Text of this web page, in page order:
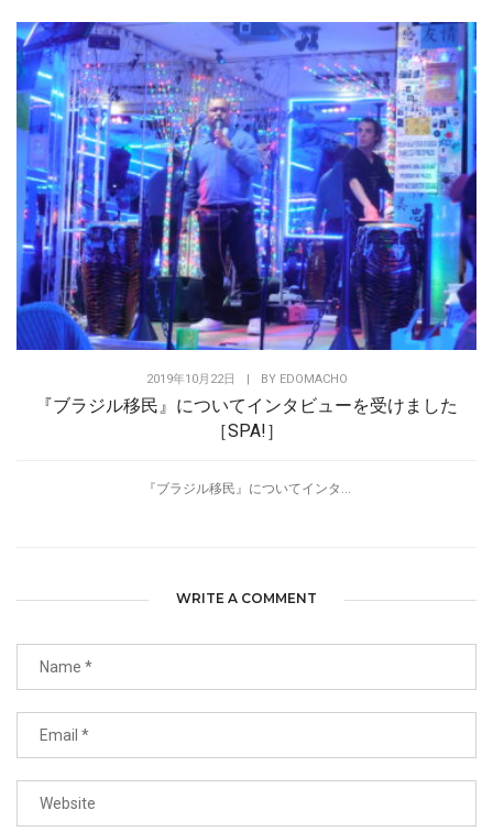
2019年10月22日 BY EDOMACHO
『ブラジル移民』についてインタビューを受けました
［SPA!］
『ブラジル移民』についてインタ...
WRITE A COMMENT